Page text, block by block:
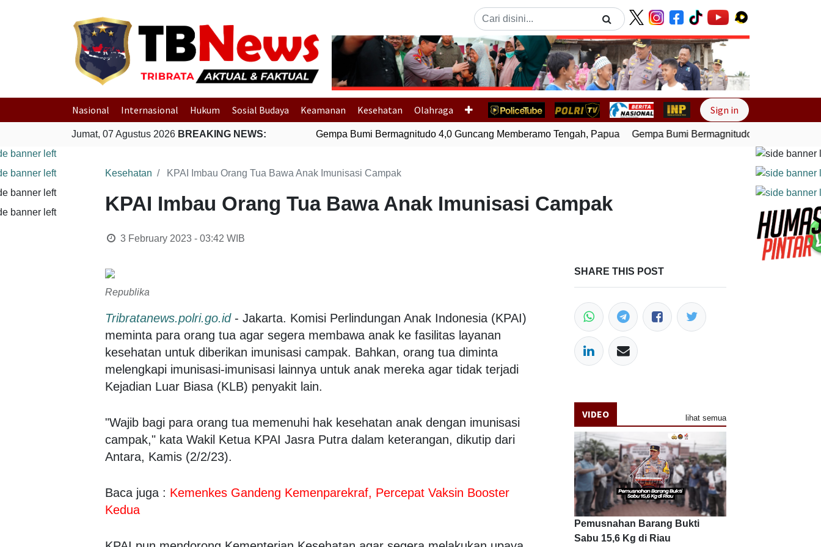
Previous Next
Nasional Internasional Hukum Sosial Budaya Keamanan Kesehatan Olahraga Sign in
Jumat, 07 Agustus 2026 BREAKING NEWS: Gempa Bumi Bermagnitudo 4,0 Guncang Memberamo Tengah, Papua Gempa Bumi Bermagnitudo 4,0 Guncang
Kesehatan KPAI Imbau Orang Tua Bawa Anak Imunisasi Campak
KPAI Imbau Orang Tua Bawa Anak Imunisasi Campak
3 February 2023 - 03:42 WIB
Republika
Tribratanews.polri.go.id- Jakarta. Komisi Perlindungan Anak Indonesia (KPAI)
meminta para orang tua agar segera membawa anak ke fasilitas layanan
kesehatan untuk diberikan imunisasi campak. Bahkan, orang tua diminta
melengkapi imunisasi-imunisasi lainnya untuk anak mereka agar tidak terjadi
Kejadian Luar Biasa (KLB) penyakit lain.
"Wajib bagi para orang tua memenuhi hak kesehatan anak dengan imunisasi
campak," kata Wakil Ketua KPAI Jasra Putra dalam keterangan, dikutip dari
Antara, Kamis (2/2/23).
Baca juga : Kemenkes Gandeng Kemenparekraf, Percepat Vaksin Booster
Kedua
SHARE THIS POST
VIDEO lihat semua
Pemusnahan Barang Bukti
Sabu 15,6 Kg di Riau